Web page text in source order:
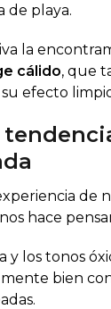
de playa.
la
cálido, que
efecto
de
nos hace
y los tonos
bien